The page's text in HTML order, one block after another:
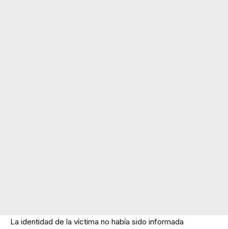
La identidad de la víctima no había sido informada